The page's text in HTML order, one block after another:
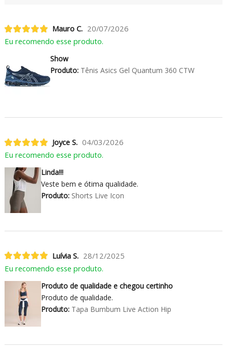
Mauro C. 20/07/2026
Eu recomendo esse produto.
Show
Produto:Tênis Asics Gel Quantum 360 CTW
Joyce S. 04/03/2026
Eu recomendo esse produto.
Linda!!!
Veste bem e ótima qualidade.
Produto:Shorts Live Icon
Luívia S. 28/12/2025
Eu recomendo esse produto.
Produto de qualidade e chegou certinho
Produto de qualidade.
Produto:Tapa Bumbum Live Action Hip